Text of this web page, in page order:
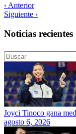
‹ Anterior
Siguiente ›
Noticias recientes
Joyci Tinoco gana
agosto 6, 2026